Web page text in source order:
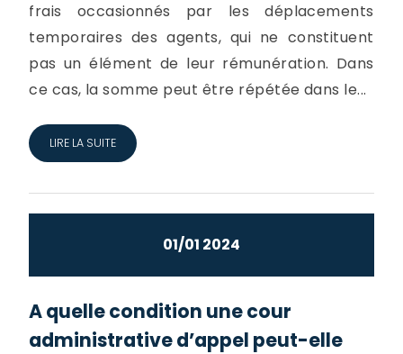
frais occasionnés par les déplacements
temporaires des agents, qui ne constituent
pas un élément de leur rémunération. Dans
ce cas, la somme peut être répétée dans le...
LIRE LA SUITE
01/01 2024
A quelle condition une cour
administrative d’appel peut-elle